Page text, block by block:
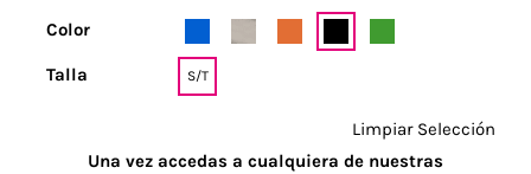
Color
Talla S/T
Limpiar Selección
Una vez accedas a cualquiera de nuestras